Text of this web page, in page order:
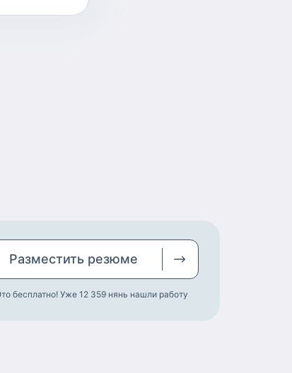
Разместить резюме
бесплатно! Уже 12 359 нянь нашли работу